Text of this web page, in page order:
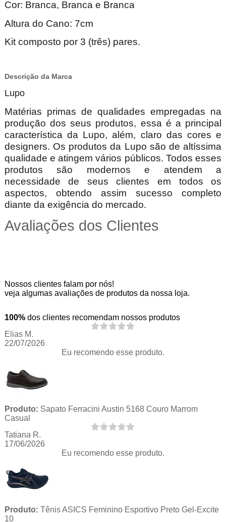
Cor: Branca, Branca e Branca
Altura do Cano: 7cm
Kit composto por 3 (três) pares.
Descrição da Marca
Lupo
Matérias primas de qualidades empregadas na
produção dos seus produtos, essa é a principal
característica da Lupo, além, claro das cores e
designers. Os produtos da Lupo são de altíssima
qualidade e atingem vários públicos. Todos esses
produtos são modernos e atendem a
necessidade de seus clientes em todos os
aspectos, obtendo assim sucesso completo
diante da exigência do mercado.
Avaliações dos Clientes
Nossos clientes falam por nós!
veja algumas avaliações de produtos da nossa loja.
100% dos clientes recomendam nossos produtos
Elias M.
22/07/2026
Eu recomendo esse produto.
Produto: Sapato Ferracini Austin 5168 Couro Marrom
Casual
Tatiana R.
17/06/2026
Eu recomendo esse produto.
Produto: Tênis ASICS Feminino Esportivo Preto Gel-Excite
10